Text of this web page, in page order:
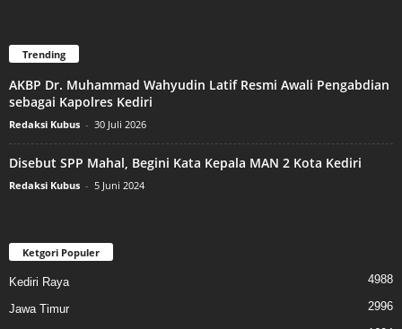
Trending
AKBP Dr. Muhammad Wahyudin Latif Resmi Awali Pengabdian
sebagai Kapolres Kediri
Redaksi Kubus - 30 Juli 2026
Disebut SPP Mahal, Begini Kata Kepala MAN 2 Kota Kediri
Redaksi Kubus - 5 Juni 2024
Ketgori Populer
Kediri Raya 4988
Jawa Timur 2996